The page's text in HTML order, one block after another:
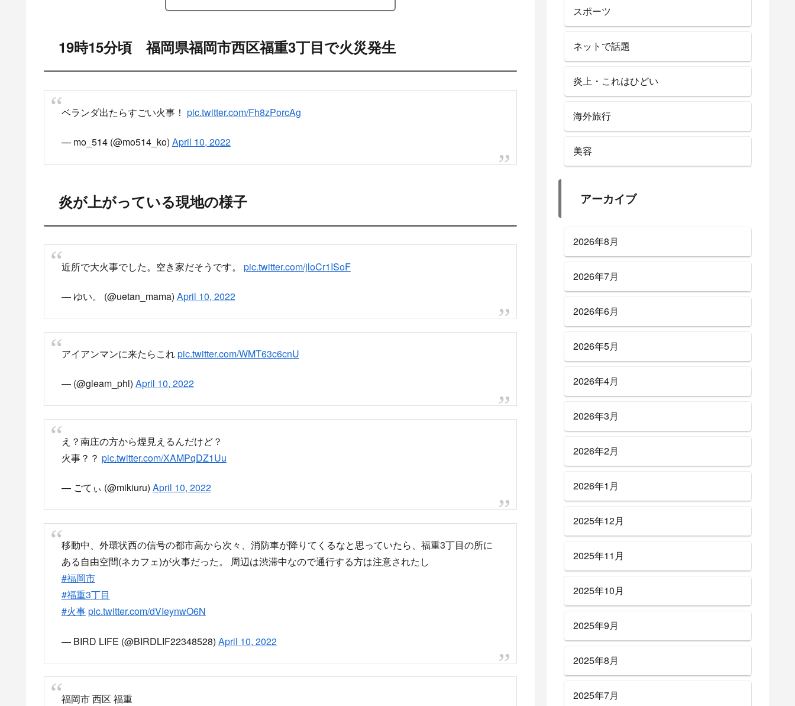
19時15分頃 福岡県福岡市西区福重3丁目で火災発生
ベランダ出たらすごい火事！ pic.twitter.com/Fh8zPorcAg
— mo_514 (@mo514_ko) April 10, 2022
炎が上がっている現地の様子
近所で大火事でした。空き家だそうです。 pic.twitter.com/jloCr1ISoF
— ゆい。 (@uetan_mama) April 10, 2022
アイアンマンに来たらこれpic.twitter.com/WMT63c6cnU
— (@gleam_phl) April 10, 2022
え？南庄の方から煙見えるんだけど？
火事？？ pic.twitter.com/XAMPqDZ1Uu
— ごてぃ (@mikiuru) April 10, 2022
移動中、外環状西の信号の都市高から次々、消防車が降りてくるなと思っていたら、福重3丁目の所に
ある自由空間(ネカフェ)が火事だった。 周辺は渋滞中なので通行する方は注意されたし
#福岡市
#福重3丁目
#火事pic.twitter.com/dVIeynwO6N
— BIRD LIFE (@BIRDLIF22348528) April 10, 2022
福岡市 西区 福重
スポーツ
ネットで話題
炎上・これはひどい
海外旅行
美容
アーカイブ
2026年8月
2026年7月
2026年6月
2026年5月
2026年4月
2026年3月
2026年2月
2026年1月
2025年12月
2025年11月
2025年10月
2025年9月
2025年8月
2025年7月